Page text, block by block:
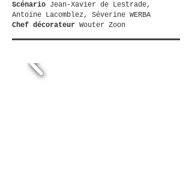
Scénario Jean-Xavier de Lestrade,
Antoine Lacomblez, Séverine WERBA
Chef décorateur Wouter Zoon